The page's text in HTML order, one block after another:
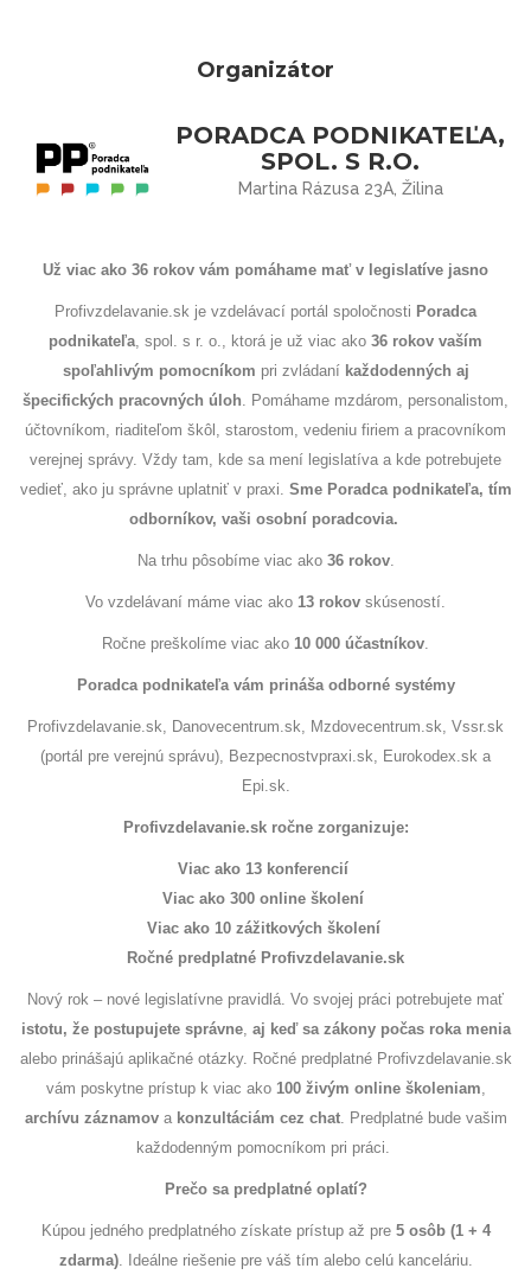
Organizátor
PORADCA PODNIKATEĽA,
SPOL. S R.O.
Martina Rázusa 23A, Žilina
Už viac ako 36 rokov vám pomáhame mať v legislatíve jasno
Profivzdelavanie.sk je vzdelávací portál spoločnosti Poradca
podnikateľa, spol. s r. o., ktorá je už viac ako 36 rokov vaším
spoľahlivým pomocníkom pri zvládaní každodenných aj
špecifických pracovných úloh. Pomáhame mzdárom, personalistom,
účtovníkom, riaditeľom škôl, starostom, vedeniu firiem a pracovníkom
verejnej správy. Vždy tam, kde sa mení legislatíva a kde potrebujete
vedieť, ako ju správne uplatniť v praxi. Sme Poradca podnikateľa, tím
odborníkov, vaši osobní poradcovia.
Na trhu pôsobíme viac ako 36 rokov.
Vo vzdelávaní máme viac ako 13 rokov skúseností.
Ročne preškolíme viac ako 10 000 účastníkov.
Poradca podnikateľa vám prináša odborné systémy
Profivzdelavanie.sk, Danovecentrum.sk, Mzdovecentrum.sk, Vssr.sk
(portál pre verejnú správu), Bezpecnostvpraxi.sk, Eurokodex.sk a
Epi.sk.
Profivzdelavanie.sk ročne zorganizuje:
Viac ako 13 konferencií
Viac ako 300 online školení
Viac ako 10 zážitkových školení
Ročné predplatné Profivzdelavanie.sk
Nový rok – nové legislatívne pravidlá. Vo svojej práci potrebujete mať
istotu, že postupujete správne, aj keď sa zákony počas roka menia
alebo prinášajú aplikačné otázky. Ročné predplatné Profivzdelavanie.sk
vám poskytne prístup k viac ako100 živým online školeniam,
archívu záznamova konzultáciám cez chat. Predplatné bude vašim
každodenným pomocníkom pri práci.
Prečo sa predplatné oplatí?
Kúpou jedného predplatného získate prístup až pre 5 osôb (1 + 4
zdarma). Ideálne riešenie pre váš tím alebo celú kanceláriu.